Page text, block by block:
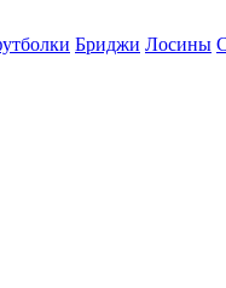
Бриджи Лосины